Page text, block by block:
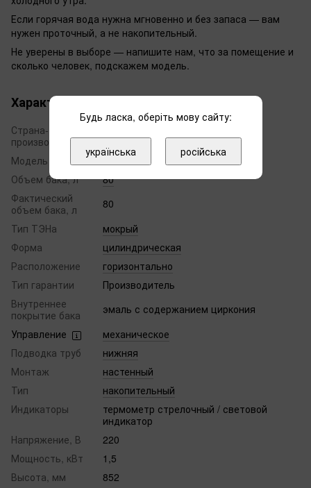
Если горячая вода нужна мгновенно и без запаса — вам
нужен проточный, а не накопительный.
Не уверены в выборе — напишите нам, что за помещение и
сколько человек, подскажем модель.
Характеристики
Страна-
производитель
Украина
Модель
O'PRO+ HM
Объем бака, л
80
Фактический
объем бака, л
80
Тип ТЭНа
мокрый
Форма
цилиндрическая
Расположение
горизонтально
Тип гарантии
Производитель
Внутреннее
покрытие бака
эмаль с содержанием циркония
Управление
механическое
Подводка труб
нижняя
Монтаж
настенный
Тип
накопительный
Индикаторы
термометр стрелочный / световой
индикатор
Напряжение, В
220
Мощность, кВт
1,5
Высота, мм
852
Будь ласка, оберіть мову сайту:
українська російська